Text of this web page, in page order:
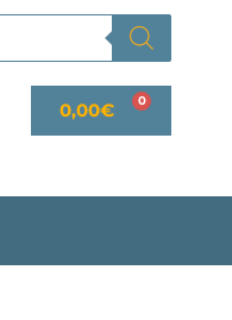
0,00€